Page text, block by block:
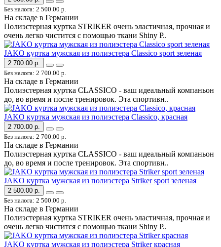
Без налога: 2 500.00 р.
На складе в Германии
Полиэстерная куртка STRIKER очень эластичная, прочная и
очень легко чистится с помощью ткани Shiny P..
JAKO куртка мужская из полиэстера Classico sport зеленая
2 700.00 р.
Без налога: 2 700.00 р.
На складе в Германии
Полиэстерная куртка CLASSICO - ваш идеальный компаньон
до, во время и после тренировок. Эта спортивн..
JAKO куртка мужская из полиэстера Classico, красная
2 700.00 р.
Без налога: 2 700.00 р.
На складе в Германии
Полиэстерная куртка CLASSICO - ваш идеальный компаньон
до, во время и после тренировок. Эта спортивн..
JAKO куртка мужская из полиэстера Striker sport зеленая
2 500.00 р.
Без налога: 2 500.00 р.
На складе в Германии
Полиэстерная куртка STRIKER очень эластичная, прочная и
очень легко чистится с помощью ткани Shiny P..
JAKO куртка мужская из полиэстера Striker красная